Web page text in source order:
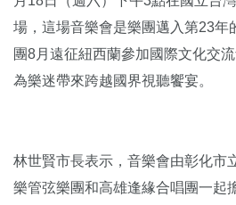
場，這場音樂會是樂團邁入第23年
團8月遠征紐西蘭參加國際文化交
為樂迷帶來跨越國界視聽饗宴。
林世賢市長表示，音樂會由彰化市
樂管弦樂團和高雄逢緣合唱團一起